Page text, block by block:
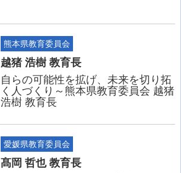
熊本県教育委員会
越猪 浩樹 教育長
自らの可能性を拡げ、未来を切り拓
く人づくり～熊本県教育委員会 越猪
浩樹 教育長
愛媛県教育委員会
髙岡 哲也 教育長